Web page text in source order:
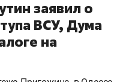
заявил о
ВСУ, Дума
на